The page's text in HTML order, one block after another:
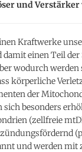
und Verstärker
Kraftwerke
damit einen Teil
wodurch werden
körperliche
der
besonders
(zellfreie
und werden mit